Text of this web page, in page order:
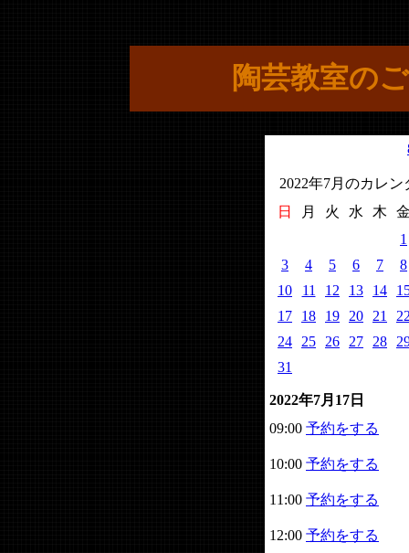
陶芸教室の
2022年7月のカレン
日
月 火 水 木
1
3
4 5 6 7
8
10
11 12 13 14
17
18 19 20 21
24
25 26 27 28
31
2022年7月17日
09:00 予約をする
10:00 予約をする
11:00 予約をする
12:00 予約をする